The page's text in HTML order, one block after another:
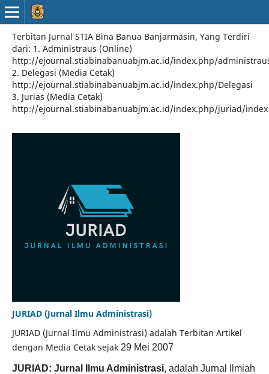
Terbitan Jurnal STIA Bina Banua Banjarmasin, Yang Terdiri
dari: 1. Administraus (Online)
http://ejournal.stiabinabanuabjm.ac.id/index.php/
2. Delegasi (Media Cetak)
http://ejournal.stiabinabanuabjm.ac.id/index.php/Delegasi
3. Jurias (Media Cetak)
http://ejournal.stiabinabanuabjm.ac.id/index.php/juriad/index
JURIAD (Jurnal Ilmu Administrasi)
JURIAD (Jurnal Ilmu Administrasi) adalah Terbitan Artikel
dengan Media Cetak sejak 29 Mei 2007
JURIAD: Jurnal Ilmu Administrasi, adalah Jurnal Ilmiah